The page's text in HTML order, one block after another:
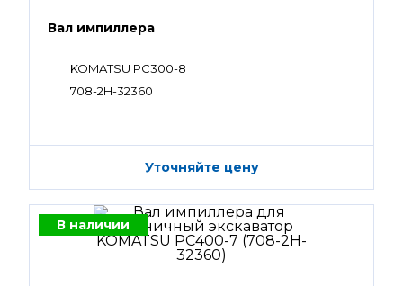
Вал импиллера
KOMATSU PC300-8
708-2H-32360
Уточняйте цену
В наличии